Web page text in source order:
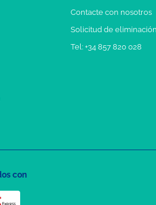
Contacte con nosotros
Solicitud de
Tel: +34 857 820 028
con